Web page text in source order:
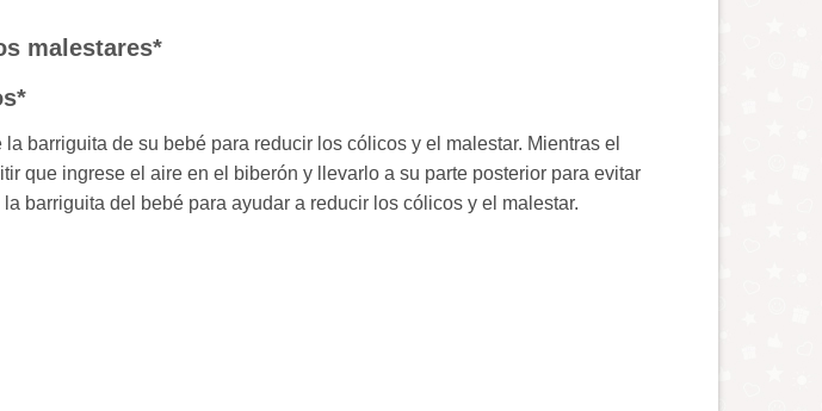
malestares*
barriguita de su bebé para reducir los cólicos y el malestar. Mientras el
que ingrese el aire en el biberón y llevarlo a su parte posterior para evitar
barriguita del bebé para ayudar a reducir los cólicos y el malestar.